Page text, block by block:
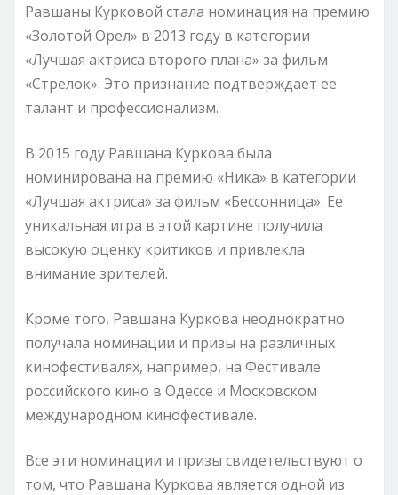
Равшаны Курковой стала номинация на премию
«Золотой Орел» в 2013 году в категории
«Лучшая актриса второго плана» за фильм
«Стрелок». Это признание подтверждает ее
талант и профессионализм.
В 2015 году Равшана Куркова была
номинирована на премию «Ника» в категории
«Лучшая актриса» за фильм «Бессонница». Ее
уникальная игра в этой картине получила
высокую оценку критиков и привлекла
внимание зрителей.
Кроме того, Равшана Куркова неоднократно
получала номинации и призы на различных
кинофестивалях, например, на Фестивале
российского кино в Одессе и Московском
международном кинофестивале.
Все эти номинации и призы свидетельствуют о
том, что Равшана Куркова является одной из